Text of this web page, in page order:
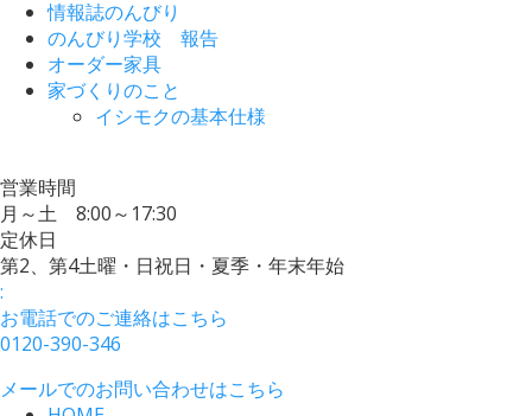
情報誌のんびり
のんびり学校 報告
オーダー家具
家づくりのこと
イシモクの基本仕様
営業時間
月～土 8:00～17:30
定休日
第2、第4土曜・日祝日・夏季・年末年始
:
お電話でのご連絡はこちら
0120-390-346
メールでのお問い合わせはこちら